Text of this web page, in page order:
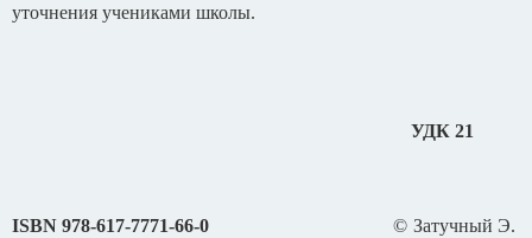
уточнения учениками школы.
УДК 21
ISBN 978-617-7771-66-0© Затучный Э.